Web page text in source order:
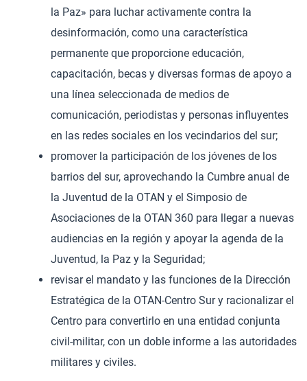
la Paz» para luchar activamente contra la
desinformación, como una característica
permanente que proporcione educación,
capacitación, becas y diversas formas de apoyo a
una línea seleccionada de medios de
comunicación, periodistas y personas influyentes
en las redes sociales en los vecindarios del sur;
promover la participación de los jóvenes de los
barrios del sur, aprovechando la Cumbre anual de
la Juventud de la OTAN y el Simposio de
Asociaciones de la OTAN 360 para llegar a nuevas
audiencias en la región y apoyar la agenda de la
Juventud, la Paz y la Seguridad;
revisar el mandato y las funciones de la Dirección
Estratégica de la OTAN-Centro Sur y racionalizar el
Centro para convertirlo en una entidad conjunta
civil-militar, con un doble informe a las autoridades
militares y civiles.